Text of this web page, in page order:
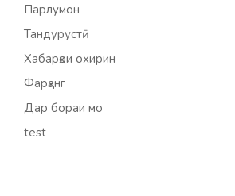
Парлумон
Тандурустӣ
Хабарҳои охирин
Фарҳанг
Дар бораи мо
test